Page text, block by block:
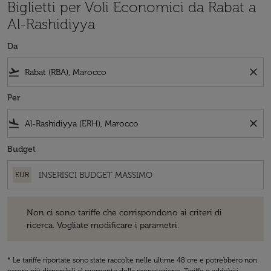
Biglietti per Voli Economici da Rabat a
Al-Rashidiyya
Da
flight_takeoff close
Per
flight_land close
Budget
EUR
Non ci sono tariffe che corrispondono ai criteri di
ricerca. Vogliate modificare i parametri.
* Le tariffe riportate sono state raccolte nelle ultime 48 ore e potrebbero non